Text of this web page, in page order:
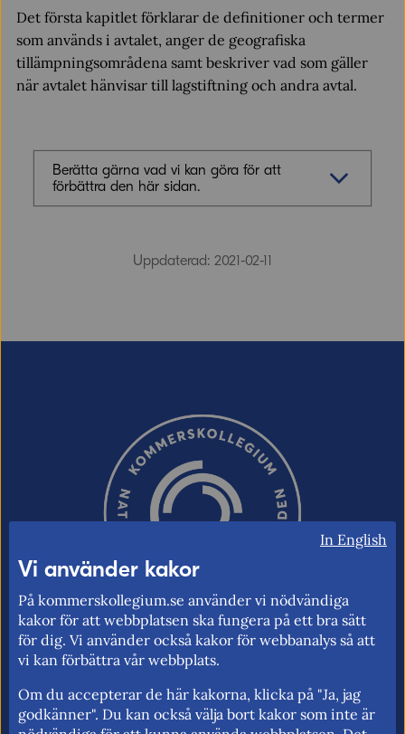
Det första kapitlet förklarar de definitioner och termer
som används i avtalet, anger de geografiska
tillämpningsområdena samt beskriver vad som gäller
när avtalet hänvisar till lagstiftning och andra avtal.
Berätta gärna vad vi kan göra för att
förbättra den här sidan.
Ordverifiering Uppdatera captcha
Skicka
Uppdaterad: 2021-02-11
för utrikeshandel, EU:s inre marknad och
handelspolitik. Vi verkar för frihandel och
In English
Vi använder kakor
På kommerskollegium.se använder vi nödvändiga
kakor för att webbplatsen ska fungera på ett bra sätt
för dig. Vi använder också kakor för webbanalys så att
vi kan förbättra vår webbplats.
Om du accepterar de här kakorna, klicka på "Ja, jag
godkänner". Du kan också välja bort kakor som inte är